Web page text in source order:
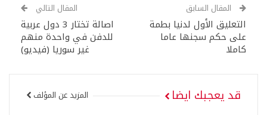
المقال السابق
التعليق الأول لدنيا بطمة
على حكم سجنها عاما
كاملا
المقال التالي
اصالة تختار 3 دول عربية
للدفن في واحدة منهم
غير سوريا (فيديو)
قد يعجبك ايضا المزيد عن المؤلف